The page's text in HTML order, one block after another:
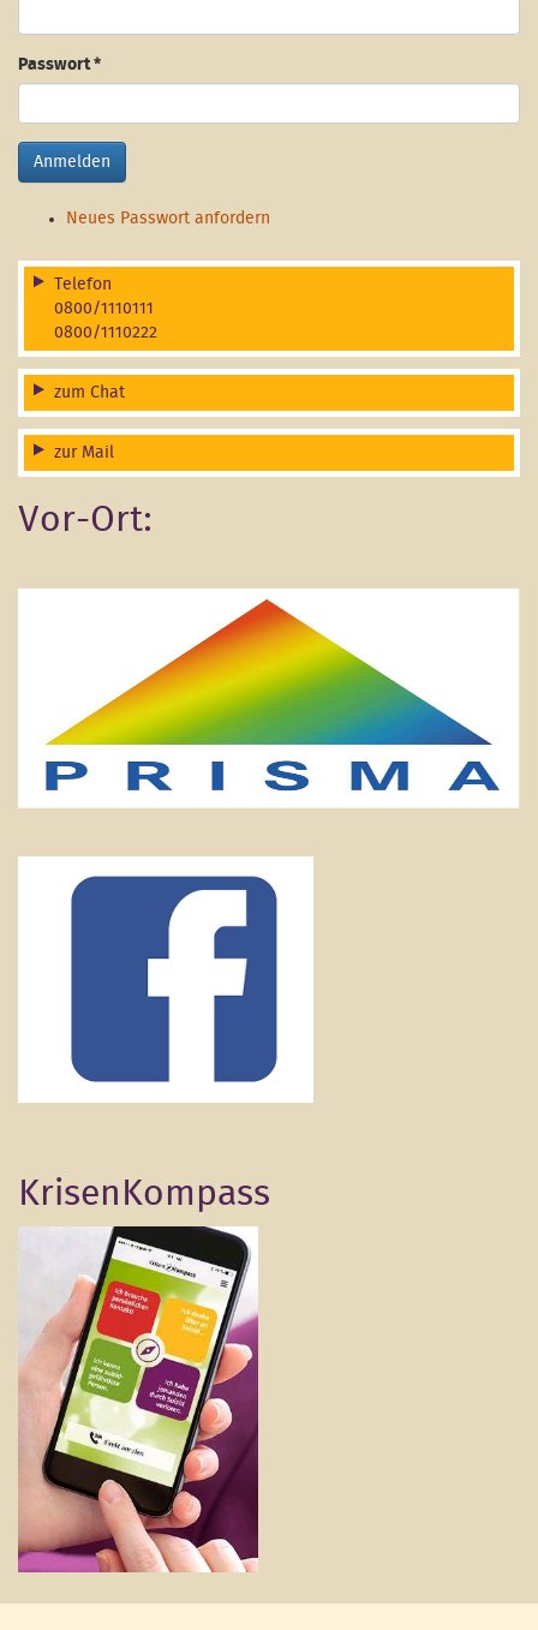
Passwort*
Anmelden
Neues Passwort anfordern
Telefon
0800/1110111
0800/1110222
zum Chat
zur Mail
Vor-Ort:
KrisenKompass